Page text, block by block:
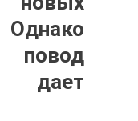
повод
дает